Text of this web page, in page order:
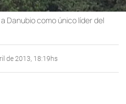
Danubio como único líder del
de 2013, 18:19hs